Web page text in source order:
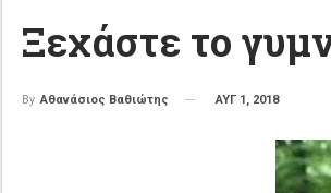
Ξεχάστε το
By Αθανάσιος Βαθιώτης ΑΥΓ 1, 2018